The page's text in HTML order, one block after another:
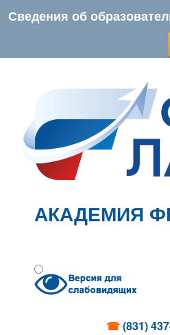
Сведения об
АКАДЕМИЯ
☎(831)